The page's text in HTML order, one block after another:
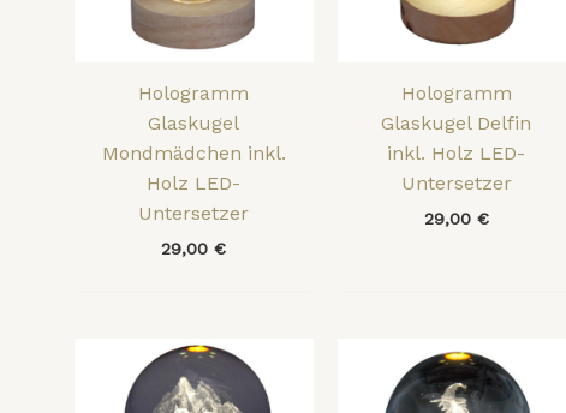
Hologramm
Glaskugel
Mondmädchen inkl.
Holz LED-
Untersetzer
29,00€
Hologramm
Glaskugel Delfin
inkl. Holz LED-
Untersetzer
29,00 €